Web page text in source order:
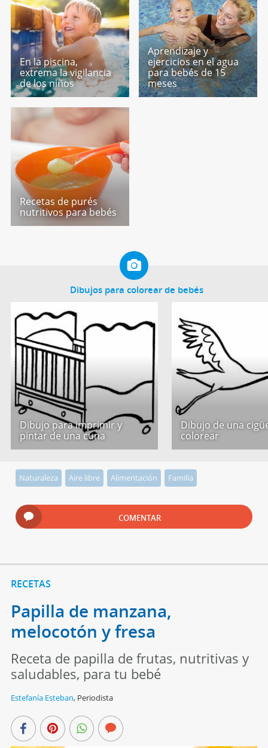
En la piscina,
extrema la vigilancia
de los niños
Aprendizaje y
ejercicios en el agua
para bebés de 15
meses
Recetas de purés
nutritivos para bebés
Dibujos para colorear de bebés
Dibujo para imprimir y
pintar de una cuna
Dibujo de una
colorear
Naturaleza Aire libre Alimentación Familia
COMENTAR
RECETAS
Papilla de manzana,
melocotón y fresa
Receta de papilla de frutas, nutritivas y
saludables, para tu bebé
Estefanía Esteban, Periodista